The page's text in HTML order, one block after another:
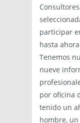
participar
hasta
Tenemos
nueve
por oficina
tenido un
hombre,